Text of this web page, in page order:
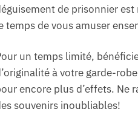
de prisonnier
temps de vous amuser
un temps limité,
à votre garde-
encore plus d’effets. Ne
souvenirs inoubliables!